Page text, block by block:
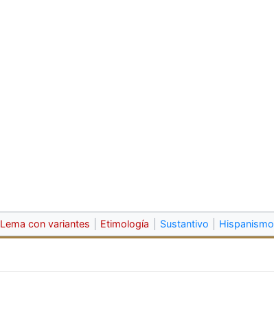
Lema con variantes Etimología Sustantivo Hispanismo